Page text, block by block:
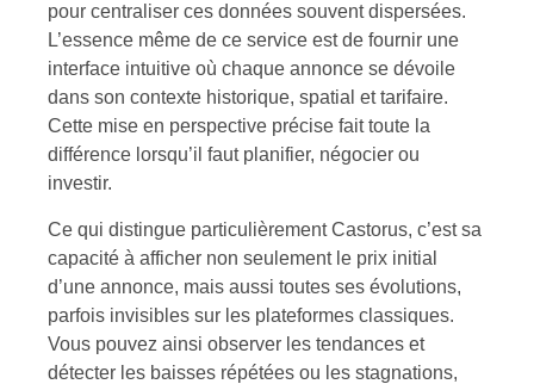
pour centraliser ces données souvent dispersées.
L’essence même de ce service est de fournir une
interface intuitive où chaque annonce se dévoile
dans son contexte historique, spatial et tarifaire.
Cette mise en perspective précise fait toute la
différence lorsqu’il faut planifier, négocier ou
investir.
Ce qui distingue particulièrement Castorus, c’est sa
capacité à afficher non seulement le prix initial
d’une annonce, mais aussi toutes ses évolutions,
parfois invisibles sur les plateformes classiques.
Vous pouvez ainsi observer les tendances et
détecter les baisses répétées ou les stagnations,